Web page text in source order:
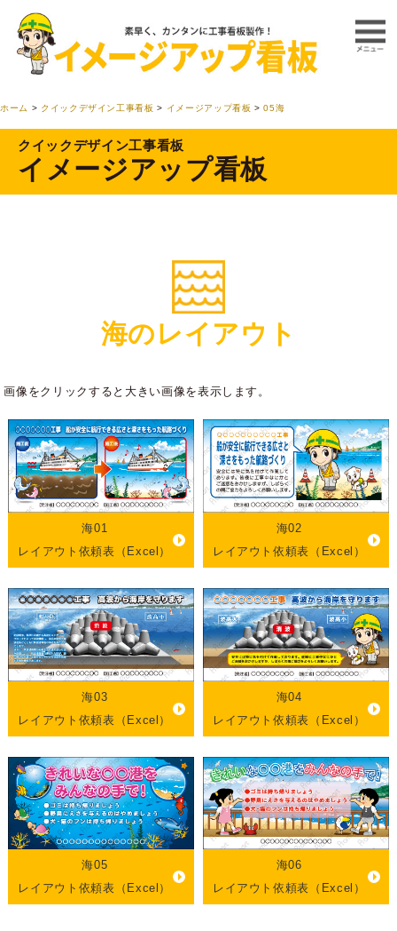
ホーム > クイックデザイン工事看板 > イメージアップ看板 >05海
クイックデザイン工事看板
イメージアップ看板
海のレイアウト
画像をクリックすると大きい画像を表示します。
海01
レイアウト依頼表（Excel）
海02
レイアウト依頼表（Excel）
海03
レイアウト依頼表（Excel）
海04
レイアウト依頼表（Excel）
海05
レイアウト依頼表（Excel）
海06
レイアウト依頼表（Excel）